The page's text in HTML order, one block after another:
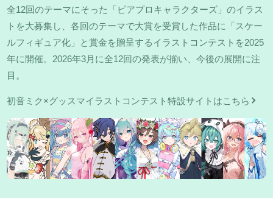
全12回のテーマにそった「ピアプロキャラクターズ」のイラス
トを大募集し、各回のテーマで大賞を受賞した作品に「スケー
ルフィギュア化」と賞金を贈呈するイラストコンテストを2025
年に開催。2026年3月に全12回の発表が揃い、今後の展開に注
目。
初音ミク×グッスマイラストコンテスト特設サイトはこちら